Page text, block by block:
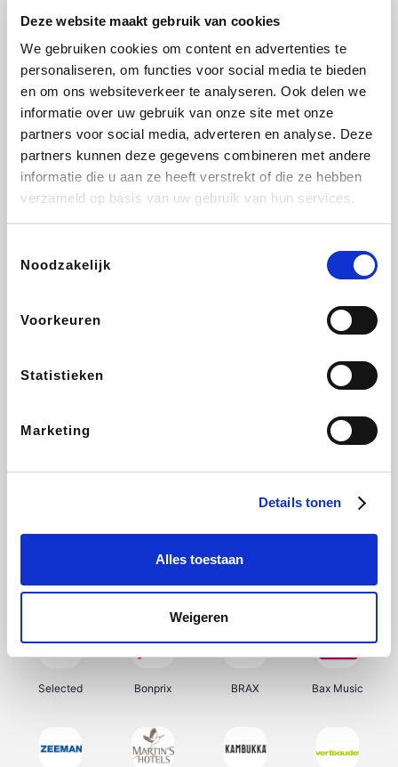
Deze website maakt gebruik van cookies
We gebruiken cookies om content en advertenties te
personaliseren, om functies voor social media te bieden
en om ons websiteverkeer te analyseren. Ook delen we
informatie over uw gebruik van onze site met onze
partners voor social media, adverteren en analyse. Deze
partners kunnen deze gegevens combineren met andere
informatie die u aan ze heeft verstrekt of die ze hebben
verzameld op basis van uw gebruik van hun services.
Noodzakelijk
Voorkeuren
Statistieken
Marketing
Details tonen
Alles toestaan
Weigeren
Weekendesk Sarenza Schiesser Interhome
Lufthansa
CheapTickets.be DeubaXXL
Samsung Delonghi Tennis Point My Jewellery
Selected Bonprix BRAX Bax Music